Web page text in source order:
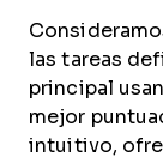
las tareas
principal
mejor
intuitivo,